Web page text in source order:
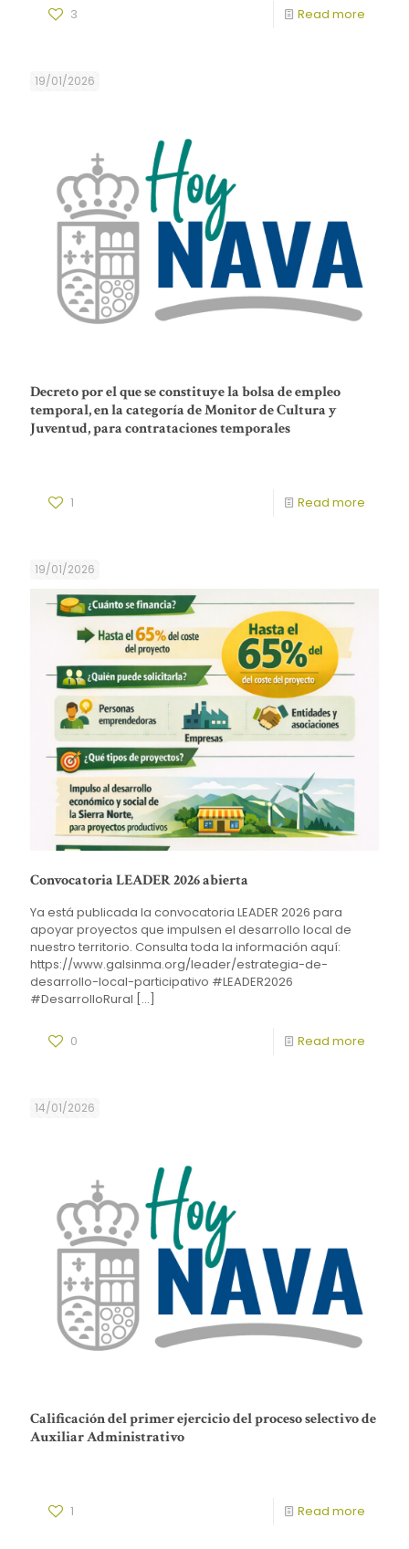
3 Read more
19/01/2026
Decreto por el que se constituye la bolsa de empleo
temporal, en la categoría de Monitor de Cultura y
Juventud, para contrataciones temporales
1 Read more
19/01/2026
Convocatoria LEADER 2026 abierta
Ya está publicada la convocatoria LEADER 2026 para
apoyar proyectos que impulsen el desarrollo local de
nuestro territorio. Consulta toda la información aquí:
https://www.galsinma.org/leader/estrategia-de-
desarrollo-local-participativo #LEADER2026
#DesarrolloRural […]
0 Read more
14/01/2026
Calificación del primer ejercicio del proceso selectivo de
Auxiliar Administrativo
1 Read more